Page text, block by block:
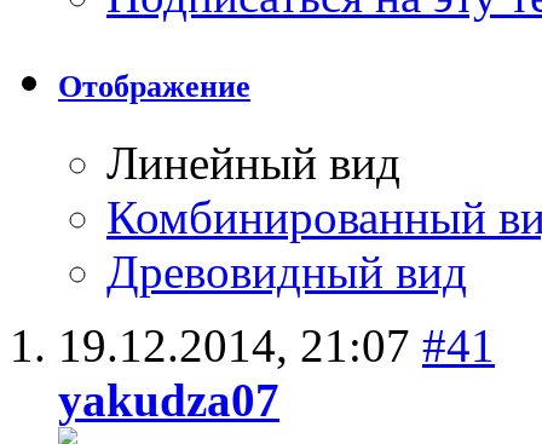
Отображение
Линейный вид
Комбинированный
Древовидный вид
19.12.2014, 21:07 #41
yakudza07